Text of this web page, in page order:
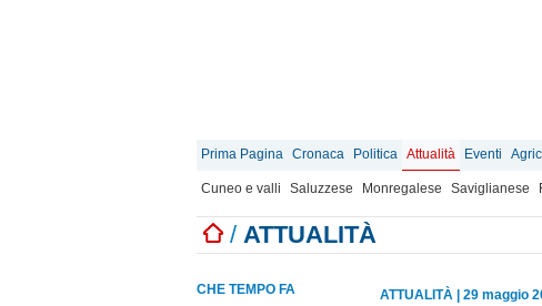
Prima Pagina Cronaca Politica Attualità Eventi
Cuneo e valli Saluzzese Monregalese Saviglianese
/ ATTUALITÀ
CHE TEMPO FA ATTUALITÀ 29 maggio